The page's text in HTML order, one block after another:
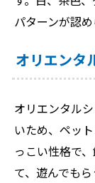
パターンが認め
オリエンタ
オリエンタル
いため、ペッ
っこい性格で
て、遊んでもら